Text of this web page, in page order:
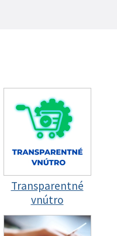
Transparentné
vnútro